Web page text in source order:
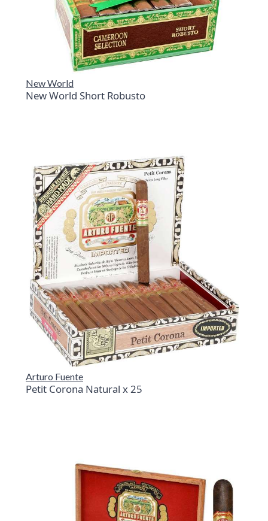
New World
New World Short Robusto
Arturo Fuente
Petit Corona Natural x 25